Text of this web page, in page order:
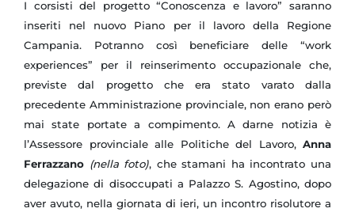
I corsisti del progetto “Conoscenza e lavoro” saranno
inseriti nel nuovo Piano per il lavoro della Regione
Campania. Potranno così beneficiare delle “work
experiences” per il reinserimento occupazionale che,
previste dal progetto che era stato varato dalla
precedente Amministrazione provinciale, non erano però
mai state portate a compimento. A darne notizia è
l’Assessore provinciale alle Politiche del Lavoro, Anna
Ferrazzano (nella foto), che stamani ha incontrato una
delegazione di disoccupati a Palazzo S. Agostino, dopo
aver avuto, nella giornata di ieri, un incontro risolutore a